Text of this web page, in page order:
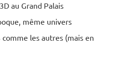
au Grand Palais
même univers
les autres (mais en